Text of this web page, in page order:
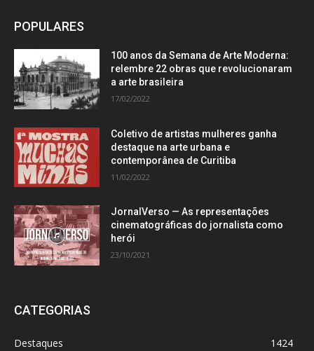
POPULARES
100 anos da Semana de Arte Moderna:
relembre 22 obras que revolucionaram
a arte brasileira
17/02/2022
Coletivo de artistas mulheres ganha
destaque na arte urbana e
contemporânea de Curitiba
11/02/2022
JornalVerso — As representações
cinematográficas do jornalista como
herói
23/10/2021
CATEGORIAS
Destaques
1424